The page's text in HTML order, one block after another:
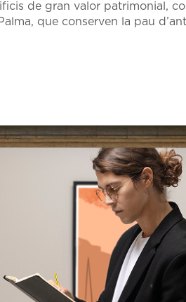
de gran valor patrimonial,
que conserven la pau